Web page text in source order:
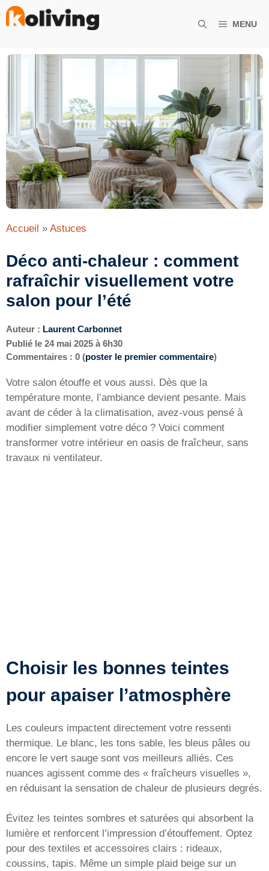
Aller
MENU
Accueil » Astuces
Déco anti-chaleur : comment
rafraîchir visuellement votre
salon pour l’été
Auteur : Laurent Carbonnet
Publié le 24 mai 2025 à 6h30
Commentaires : 0 (poster le premier commentaire)
Votre salon étouffe et vous aussi. Dès que la
température monte, l’ambiance devient pesante. Mais
avant de céder à la climatisation, avez-vous pensé à
modifier simplement votre déco ? Voici comment
transformer votre intérieur en oasis de fraîcheur, sans
travaux ni ventilateur.
Choisir les bonnes teintes
pour apaiser l’atmosphère
Les couleurs impactent directement votre ressenti
thermique. Le blanc, les tons sable, les bleus pâles ou
encore le vert sauge sont vos meilleurs alliés. Ces
nuances agissent comme des « fraîcheurs visuelles »,
en réduisant la sensation de chaleur de plusieurs degrés.
Évitez les teintes sombres et saturées qui absorbent la
lumière et renforcent l’impression d’étouffement. Optez
pour des textiles et accessoires clairs : rideaux,
coussins, tapis. Même un simple plaid beige sur un